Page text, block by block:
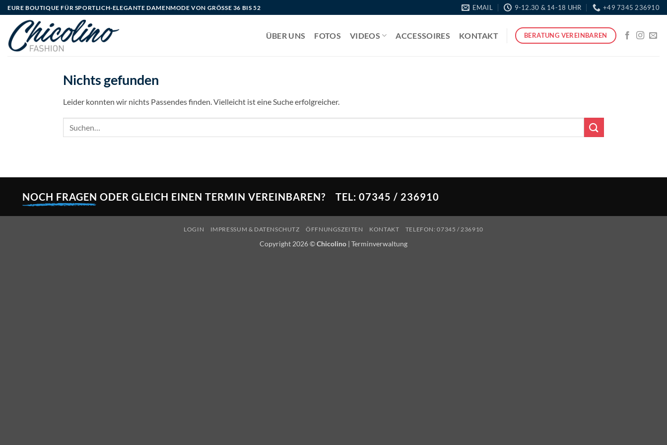
Zum
Inhalt
springen
EURE BOUTIQUE FÜR SPORTLICH-ELEGANTE DAMENMODE VON GRÖSSE 36 BIS 52 EMAIL 9-12.30 & 14-18 UHR +49 7345 236910
ÜBER UNS FOTOS VIDEOS ACCESSOIRES KONTAKT BERATUNG VEREINBAREN
Nichts gefunden
Leider konnten wir nichts Passendes finden. Vielleicht ist eine Suche erfolgreicher.
NOCH FRAGEN ODER GLEICH EINEN TERMIN VEREINBAREN? TEL: 07345 / 236910
LOGIN IMPRESSUM & DATENSCHUTZ ÖFFNUNGSZEITEN KONTAKT TELEFON: 07345 / 236910
Copyright 2026 ©Chicolino | Terminverwaltung